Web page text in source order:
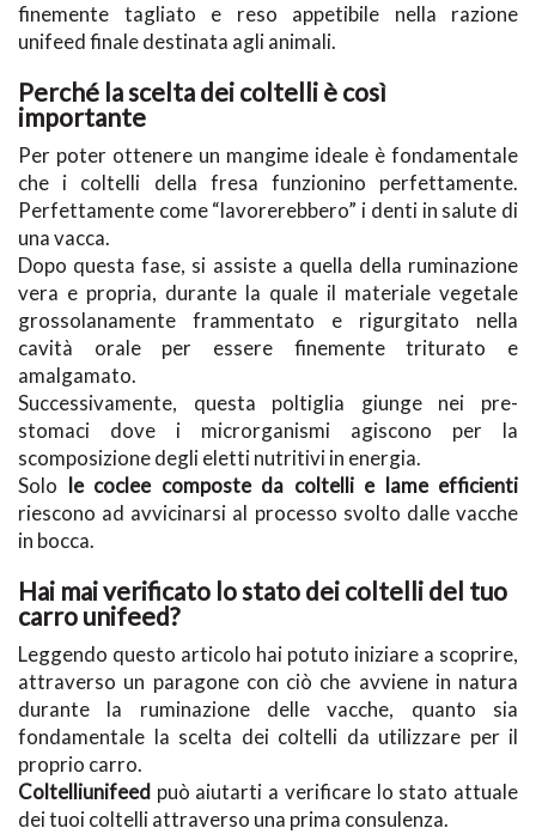
finemente tagliato e reso appetibile nella razione
unifeed finale destinata agli animali.
Perché la scelta dei coltelli è così
importante
Per poter ottenere un mangime ideale è fondamentale
che i coltelli della fresa funzionino perfettamente.
Perfettamente come “lavorerebbero” i denti in salute di
una vacca.
Dopo questa fase, si assiste a quella della ruminazione
vera e propria, durante la quale il materiale vegetale
grossolanamente frammentato e rigurgitato nella
cavità orale per essere finemente triturato e
amalgamato.
Successivamente, questa poltiglia giunge nei pre-
stomaci dove i microrganismi agiscono per la
scomposizione degli eletti nutritivi in energia.
Solo le coclee composte da coltelli e lame efficienti
riescono ad avvicinarsi al processo svolto dalle vacche
in bocca.
Hai mai verificato lo stato dei coltelli del tuo
carro unifeed?
Leggendo questo articolo hai potuto iniziare a scoprire,
attraverso un paragone con ciò che avviene in natura
durante la ruminazione delle vacche, quanto sia
fondamentale la scelta dei coltelli da utilizzare per il
proprio carro.
Coltelliunifeed può aiutarti a verificare lo stato attuale
dei tuoi coltelli attraverso una prima consulenza.